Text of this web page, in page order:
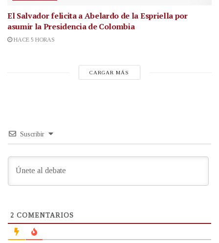
El Salvador felicita a Abelardo de la Espriella por
asumir la Presidencia de Colombia
HACE 5 HORAS
CARGAR MÁS
Suscribir
2 COMENTARIOS